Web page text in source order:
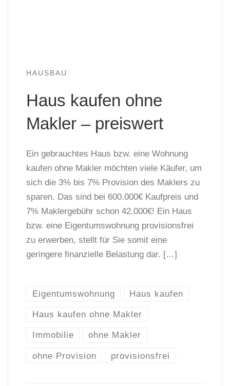
HAUSBAU
Haus kaufen ohne
Makler – preiswert
Ein gebrauchtes Haus bzw. eine Wohnung
kaufen ohne Makler möchten viele Käufer, um
sich die 3% bis 7% Provision des Maklers zu
sparen. Das sind bei 600.000€ Kaufpreis und
7% Maklergebühr schon 42.000€! Ein Haus
bzw. eine Eigentumswohnung provisionsfrei
zu erwerben, stellt für Sie somit eine
geringere finanzielle Belastung dar. […]
Eigentumswohnung Haus kaufen
Haus kaufen ohne Makler
Immobilie ohne Makler
ohne Provision provisionsfrei